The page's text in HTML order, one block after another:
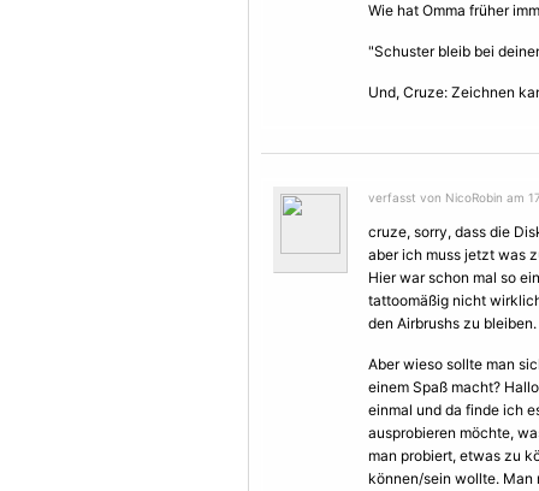
Wie hat Omma früher
"Schuster bleib bei
Und, Cruze: Zeichnen
verfasst von NicoRobin am
cruze, sorry, dass die
aber ich muss jetzt was
Hier war schon mal so
tattoomäßig nicht
den Airbrushs zu bleiben.
Aber wieso sollte man
einem Spaß macht?
einmal und da finde ich
ausprobieren möchte,
man probiert, etwas zu
können/sein wollte. Man